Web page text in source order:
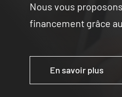
Nous vous
financement grâce
En savoir plus